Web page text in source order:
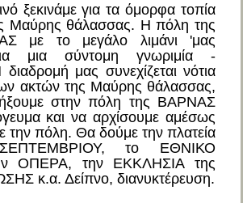
ξεκινάμε για τα όμορφα τοπία
Μαύρης θάλασσας. Η πόλη της
με το μεγάλο λιμάνι 'μας
μια σύντομη γνωριμία -
μας συνεχίζεται νότια
ακτών της Μαύρης θάλασσας,
στην πόλη της ΒΑΡΝΑΣ
και να αρχίσουμε αμέσως
την πόλη. Θα δούμε την πλατεία
το ΕΘΝΙΚΟ
ΟΠΕΡΑ, την ΕΚΚΛΗΣΙΑ της
κ.α. Δείπνο, διανυκτέρευση.